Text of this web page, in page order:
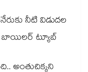
నీటి విడుదల
బాయిలర్ ట్యూబ్
అంతుచిక్కని